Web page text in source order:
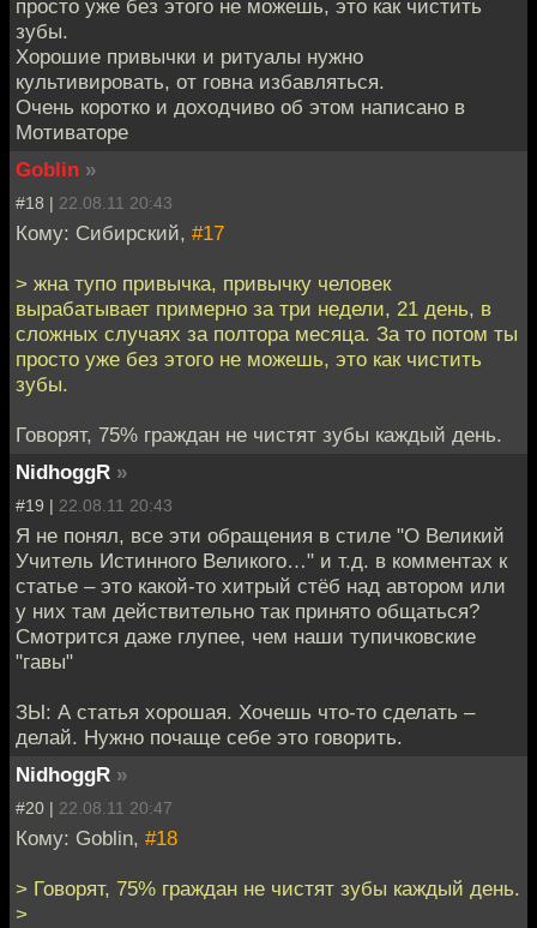
просто уже без этого не можешь, это как чистить
зубы.
Хорошие привычки и ритуалы нужно
культивировать, от говна избавляться.
Очень коротко и доходчиво об этом написано в
Мотиваторе
Goblin »
#18 | 22.08.11 20:43
Кому: Сибирский, #17
> жна тупо привычка, привычку человек
вырабатывает примерно за три недели, 21 день, в
сложных случаях за полтора месяца. За то потом ты
просто уже без этого не можешь, это как чистить
зубы.
Говорят, 75% граждан не чистят зубы каждый день.
NidhoggR »
#19 | 22.08.11 20:43
Я не понял, все эти обращения в стиле "О Великий
Учитель Истинного Великого…" и т.д. в комментах к
статье – это какой-то хитрый стёб над автором или
у них там действительно так принято общаться?
Смотрится даже глупее, чем наши тупичковские
"гавы"
ЗЫ: А статья хорошая. Хочешь что-то сделать –
делай. Нужно почаще себе это говорить.
NidhoggR »
#20 | 22.08.11 20:47
Кому: Goblin, #18
> Говорят, 75% граждан не чистят зубы каждый день.
>